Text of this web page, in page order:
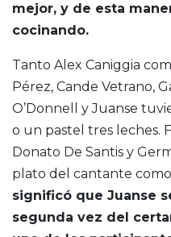
mejor, y de esta
cocinando.
Tanto Alex Caniggia
Pérez, Cande Vetrano,
O’Donnell y Juanse
o un pastel tres leches.
Donato De Santis y
plato del cantante
significó que Juanse
segunda vez del